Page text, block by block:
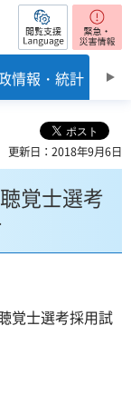
閲覧支援
情報・統計
更新日：2018年9月6日
覚士選考
覚士選考採用試